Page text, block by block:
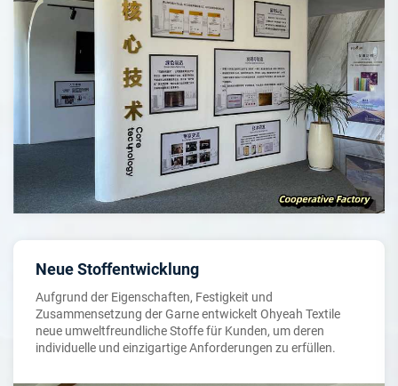
Neue Stoffentwicklung
Aufgrund der Eigenschaften, Festigkeit und
Zusammensetzung der Garne entwickelt Ohyeah Textile
neue umweltfreundliche Stoffe für Kunden, um deren
individuelle und einzigartige Anforderungen zu erfüllen.